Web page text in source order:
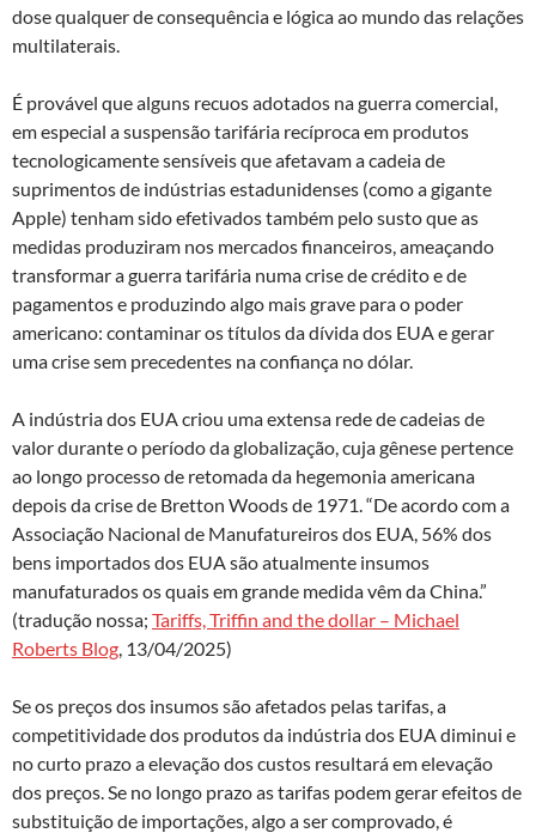
dose qualquer de consequência e lógica ao mundo das relações
multilaterais.
É provável que alguns recuos adotados na guerra comercial,
em especial a suspensão tarifária recíproca em produtos
tecnologicamente sensíveis que afetavam a cadeia de
suprimentos de indústrias estadunidenses (como a gigante
Apple) tenham sido efetivados também pelo susto que as
medidas produziram nos mercados financeiros, ameaçando
transformar a guerra tarifária numa crise de crédito e de
pagamentos e produzindo algo mais grave para o poder
americano: contaminar os títulos da dívida dos EUA e gerar
uma crise sem precedentes na confiança no dólar.
A indústria dos EUA criou uma extensa rede de cadeias de
valor durante o período da globalização, cuja gênese pertence
ao longo processo de retomada da hegemonia americana
depois da crise de Bretton Woods de 1971. “De acordo com a
Associação Nacional de Manufatureiros dos EUA, 56% dos
bens importados dos EUA são atualmente insumos
manufaturados os quais em grande medida vêm da China.”
(tradução nossa; Tariffs, Triffin and the dollar – Michael
Roberts Blog, 13/04/2025)
Se os preços dos insumos são afetados pelas tarifas, a
competitividade dos produtos da indústria dos EUA diminui e
no curto prazo a elevação dos custos resultará em elevação
dos preços. Se no longo prazo as tarifas podem gerar efeitos de
substituição de importações, algo a ser comprovado, é